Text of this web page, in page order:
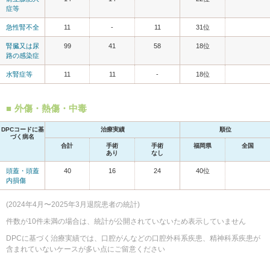
症等
急性腎不全 11 - 11 31位
腎臓又は尿
路の感染症
99 41 58 18位
水腎症等 11 11 - 18位
外傷・熱傷・中毒
DPCコードに基
づく病名
治療実績 順位
合計
手術
あり
手術
なし
福岡県 全国
頭蓋・頭蓋
内損傷
40 16 24 40位
(2024年4月〜2025年3月退院患者の統計)
件数が10件未満の場合は、統計が公開されていないため表示していません
DPCに基づく治療実績では、口腔がんなどの口腔外科系疾患、精神科系疾患が
含まれていないケースが多い点にご留意ください